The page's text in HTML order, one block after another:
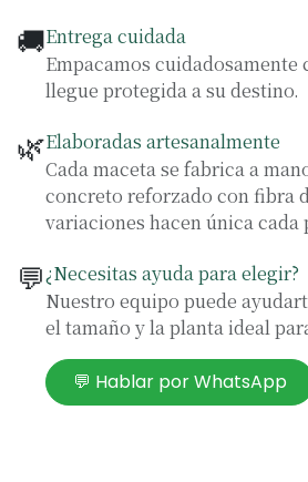
🚚Entrega cuidada
Empacamos cuidadosamente
llegue protegida a su destino.
🌿Elaboradas artesanalmente
Cada maceta se fabrica a
concreto reforzado con fibra
variaciones hacen única cada
💬¿Necesitas ayuda para elegir?
Nuestro equipo puede
el tamaño y la planta ideal
💬 Hablar por WhatsApp